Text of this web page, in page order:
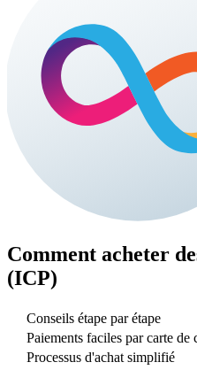
Comment acheter
(ICP)
Conseils étape par étape
Paiements faciles par carte de
Processus d'achat simplifié